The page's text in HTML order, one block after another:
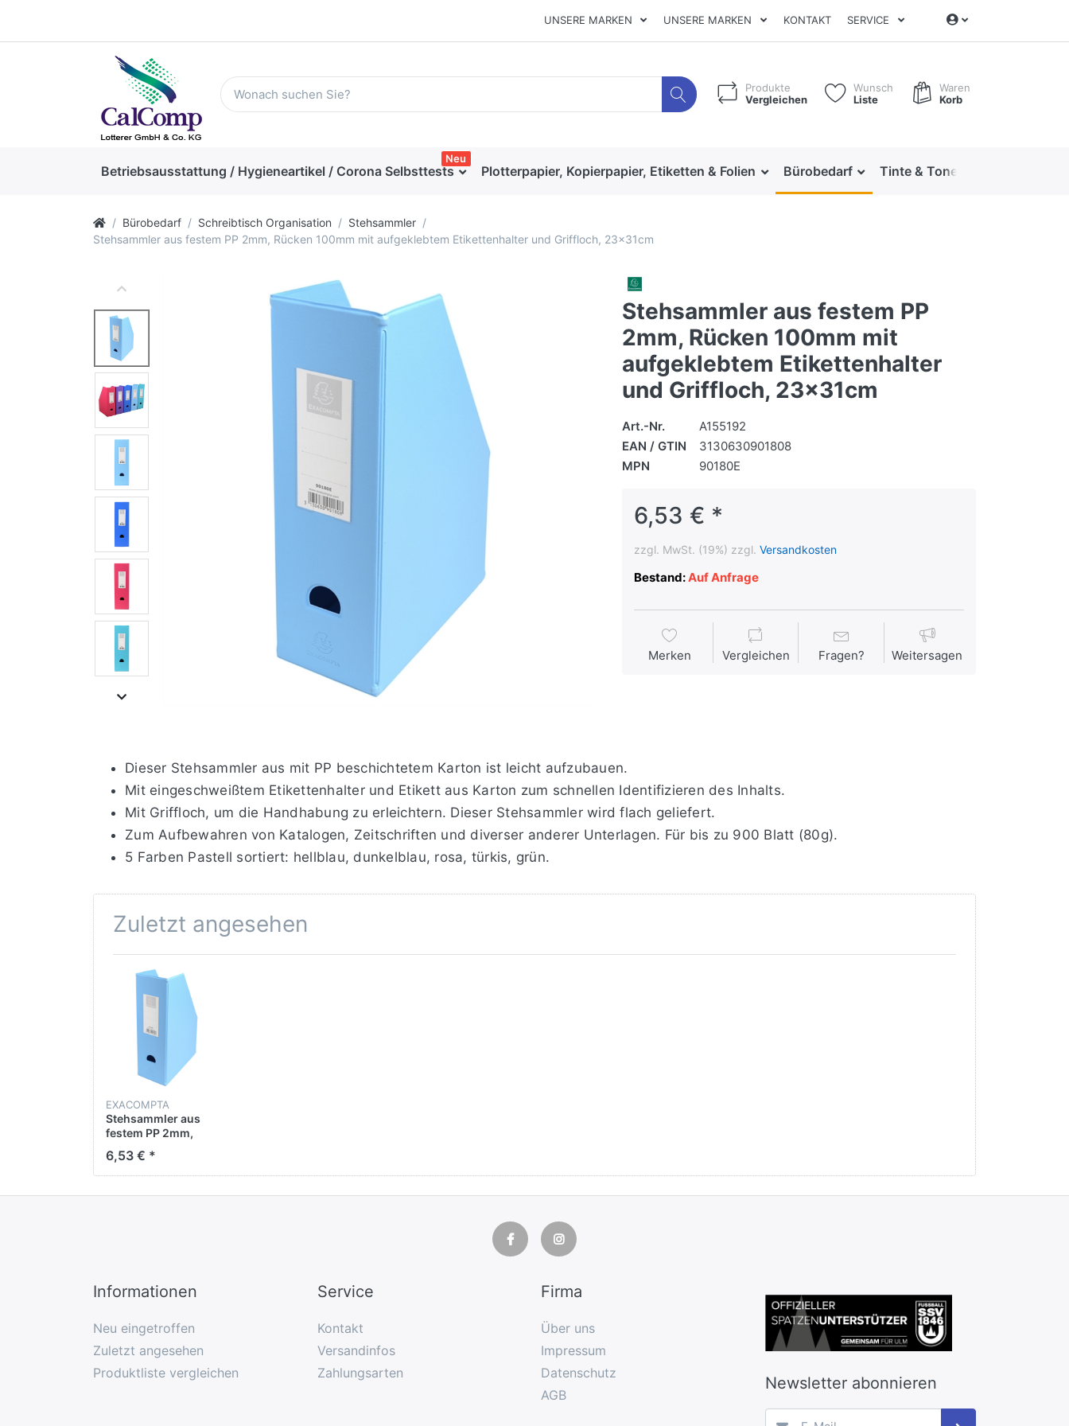
UNSERE MARKEN UNSERE MARKEN KONTAKT SERVICE
Produkte
Vergleichen
Wunsch
Liste
Waren
Korb
Betriebsausstattung / Hygieneartikel / Corona Selbsttests
Neu
Plotterpapier, Kopierpapier, Etiketten & Folien Bürobedarf Tinte & Toner
Bürobedarf Schreibtisch Organisation
Stehsammler
Stehsammler aus festem PP 2mm, Rücken 100mm mit aufgeklebtem Etikettenhalter und Griffloch, 23x31cm
Stehsammler aus festem PP
2mm, Rücken 100mm mit
aufgeklebtem Etikettenhalter
und Griffloch, 23x31cm
Art.-Nr.
A155192
EAN / GTIN
3130630901808
MPN
90180E
6,53 € *
zzgl. MwSt. (19%) zzgl. Versandkosten
Bestand:Auf Anfrage
Merken Vergleichen Fragen? Weitersagen
Dieser Stehsammler aus mit PP beschichtetem Karton ist leicht aufzubauen.
Mit eingeschweißtem Etikettenhalter und Etikett aus Karton zum schnellen Identifizieren des Inhalts.
Mit Griffloch, um die Handhabung zu erleichtern. Dieser Stehsammler wird flach geliefert.
Zum Aufbewahren von Katalogen, Zeitschriften und diverser anderer Unterlagen. Für bis zu 900 Blatt (80g).
5 Farben Pastell sortiert: hellblau, dunkelblau, rosa, türkis, grün.
Zuletzt angesehen
EXACOMPTA
Stehsammler aus
festem PP 2mm,
aufgeklebtem
Etikettenhalter und
6,53 € *
Informationen
Neu eingetroffen
Zuletzt angesehen
Produktliste vergleichen
Service
Kontakt
Versandinfos
Zahlungsarten
Firma
Über uns
Impressum
Datenschutz
AGB
Newsletter abonnieren